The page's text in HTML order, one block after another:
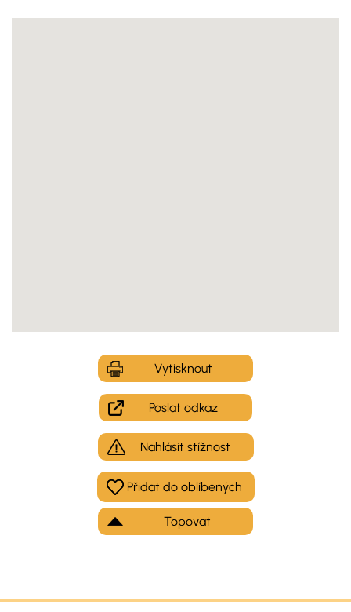
Vytisknout
Poslat odkaz
Nahlásit stížnost
Topovat